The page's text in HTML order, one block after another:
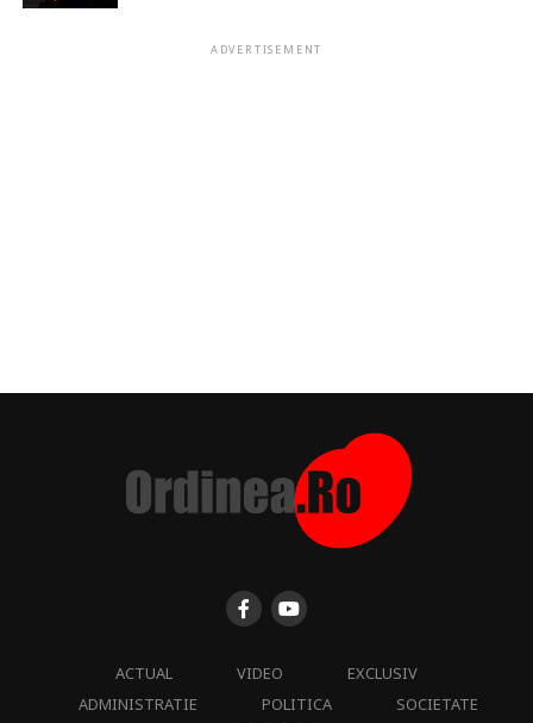
ADVERTISEMENT
ACTUAL VIDEO
EXCLUSIV
ADMINISTRATIE
POLITICA
SOCIETATE